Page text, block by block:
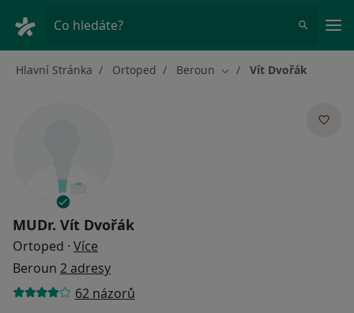
Co hledáte?
Hlavní Stránka Ortoped Beroun Změna města
Vít Dvořák
MUDr. Vít Dvořák
Ortoped · Více
Beroun 2 adresy
62 názorů